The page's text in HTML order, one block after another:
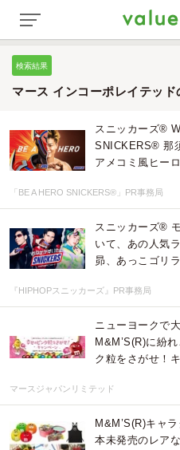
検索結果
マース インコーポレイテッド
スニッカーズ®
SNICKERS® 那
アメコミ風ヒー
「BE A HERO SNICKERS®」PR事務局
スニッカーズ®
いて、あの人気
昴、あっこゴリ
『HIPHOPスニッカーズ』PR事務局
ニューヨークで
M&M’S(R)に紛
ク粒をさがせ！
マースジャパンリミテッド
M&M’S(R)キャ
本未発売のレア